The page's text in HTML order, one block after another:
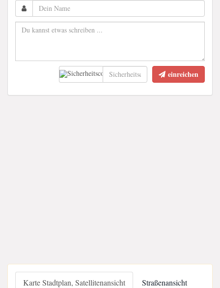
einreichen
Karte Stadtplan, Satellitenansicht Straßenansicht